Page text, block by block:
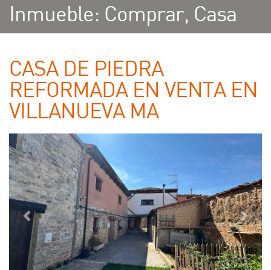
Inmueble: Comprar, Casa
CASA DE PIEDRA
REFORMADA EN VENTA EN
VILLANUEVA MA